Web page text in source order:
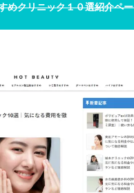
めクリニック１０選紹介ペ